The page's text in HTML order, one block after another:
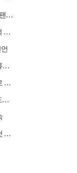
옹성우, 글로벌 행보 가속…아시아 5개 도시 팬미팅 개최
'가족관계증명서' 박세영, 절제된 눈빛·입체적 열연
리베란테 진원, 조수미 데뷔 40주년 투어 합류…듀엣·아리아 가창
투바투 연준, 뉴욕 아침 빛낸 라이브…美 솔로 활동 포문
캣츠아이, '와일드' 팝업스토어 개최…서울·도쿄서 팬 소통
아이들 미연, 솔로 아티스트 행보 확장…日 첫 디싱 발매 예고